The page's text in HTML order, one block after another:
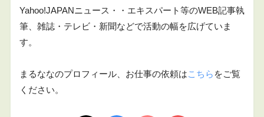
Yahoo!JAPANニュース・・エキスパート等のWEB記事執
筆、雑誌・テレビ・新聞などで活動の幅を広げていま
す。
まるななのプロフィール、お仕事の依頼はこちら をご覧
ください。